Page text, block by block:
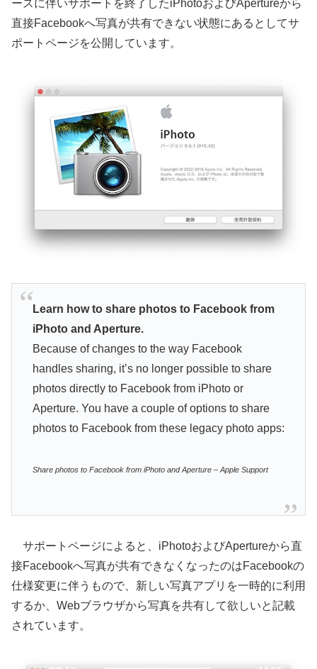
ースに伴いサポートを終了したiPhotoおよびApertureから
直接Facebookへ写真が共有できない状態にあるとしてサ
ポートページを公開しています。
Learn how to share photos to Facebook from
iPhoto and Aperture.
Because of changes to the way Facebook
handles sharing, it’s no longer possible to share
photos directly to Facebook from iPhoto or
Aperture. You have a couple of options to share
photos to Facebook from these legacy photo apps:
Share photos to Facebook from iPhoto and Aperture – Apple Support
サポートページによると、iPhotoおよびApertureから直
接Facebookへ写真が共有できなくなったのはFacebookの
仕様変更に伴うもので、新しい写真アプリを一時的に利用
するか、Webブラウザから写真を共有して欲しいと記載
されています。